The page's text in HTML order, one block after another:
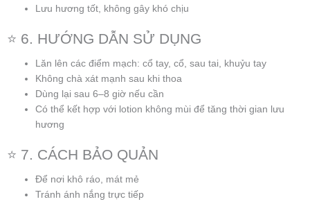
Lưu hương tốt, không gây khó chịu
⭐ 6. HƯỚNG DẪN SỬ DỤNG
Lăn lên các điểm mạch: cổ tay, cổ, sau tai, khuỷu tay
Không chà xát mạnh sau khi thoa
Dùng lại sau 6–8 giờ nếu cần
Có thể kết hợp với lotion không mùi để tăng thời gian lưu
hương
⭐ 7. CÁCH BẢO QUẢN
Để nơi khô ráo, mát mẻ
Tránh ánh nắng trực tiếp